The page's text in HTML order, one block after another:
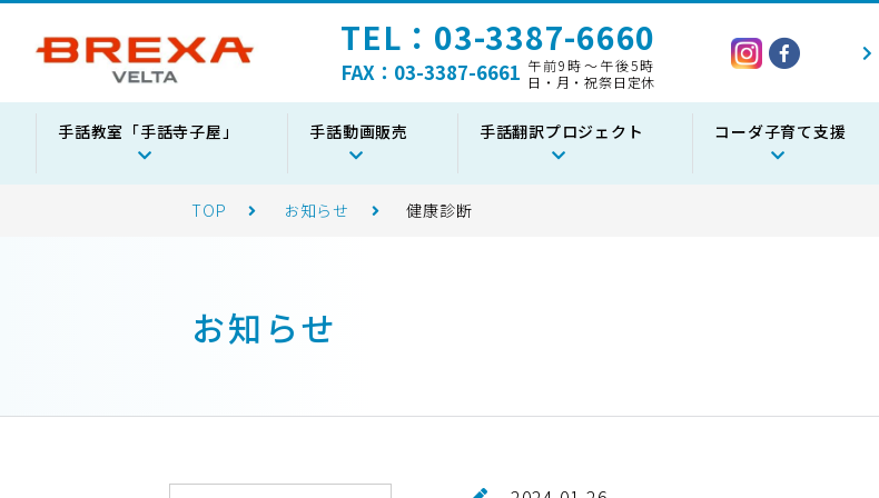
TEL：03-3387-6660
FAX：03-3387-6661 午前9時～午後5時
日・月・祝祭日定休
手話教室「手話寺子屋」 手話動画販売 手話翻訳プロジェクト コーダ子育て支援
TOP お知らせ 健康診断
お知らせ